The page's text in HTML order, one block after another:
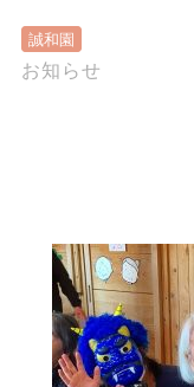
誠和園
お知らせ